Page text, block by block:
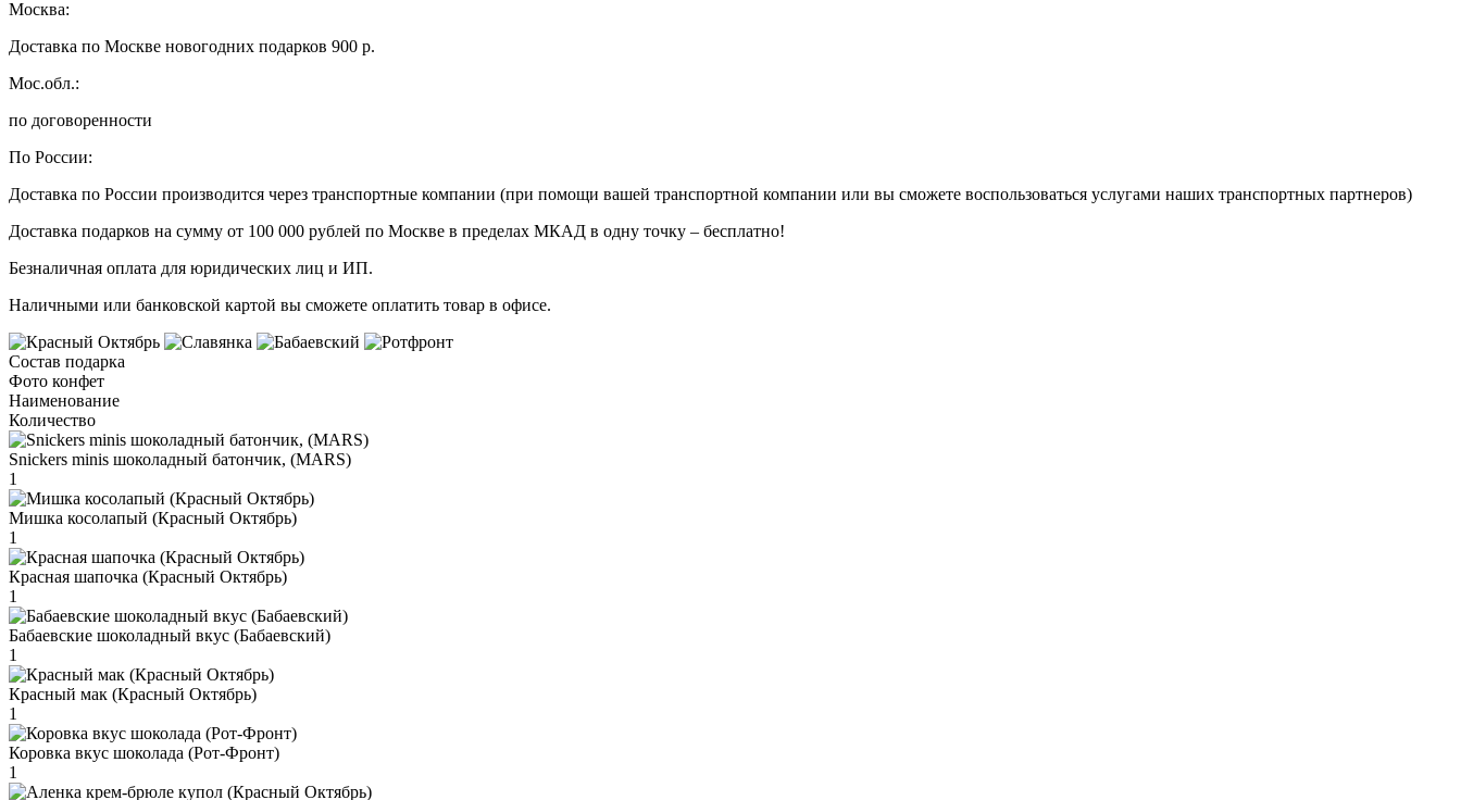
Москва:
Доставка по Москве новогодних подарков 900 р.
Мос.обл.:
по договоренности
По России:
Доставка по России производится через транспортные компании (при помощи вашей транспортной компании или вы сможете воспользоваться услугами наших транспортных партнеров)
Доставка подарков на сумму от 100 000 рублей по Москве в пределах МКАД в одну точку – бесплатно!
Безналичная оплата для юридических лиц и ИП.
Наличными или банковской картой вы сможете оплатить товар в офисе.
Состав подарка
Фото конфет
Наименование
Количество
Snickers minis шоколадный батончик, (MARS)
1
Мишка косолапый (Красный Октябрь)
1
Красная шапочка (Красный Октябрь)
1
Бабаевские шоколадный вкус (Бабаевский)
1
Красный мак (Красный Октябрь)
1
Коровка вкус шоколада (Рот-Фронт)
1